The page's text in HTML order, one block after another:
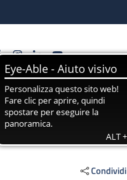
FacebookInstagram
LinkedinYouTube Cerca
Sostienici
Condividi